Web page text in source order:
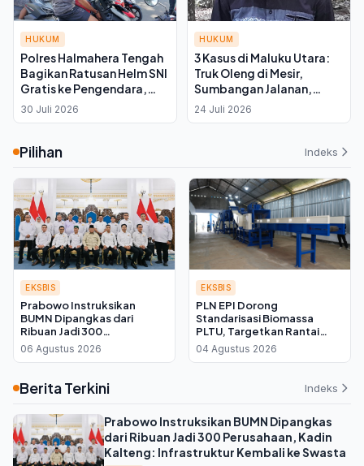
HUKUM
Polres Halmahera Tengah
Bagikan Ratusan Helm SNI
Gratis ke Pengendara,
Tekan Pelanggaran Lalu
Lintas
30 Juli 2026
HUKUM
3 Kasus di Maluku Utara:
Truk Oleng di Mesir,
Sumbangan Jalanan,
hingga Pinjaman Rp 1
Triliun; Anwar Husen Kritik
24 Juli 2026
Pilihan Indeks
EKSBIS
Prabowo Instruksikan
BUMN Dipangkas dari
Ribuan Jadi 300
Perusahaan, Kadin Kalteng:
Infrastruktur Kembali ke
06 Agustus 2026
EKSBIS
PLN EPI Dorong
Standarisasi Biomassa
PLTU, Targetkan Rantai
Pasok Lebih Efisien dan
Andal
04 Agustus 2026
Berita Terkini Indeks
Prabowo Instruksikan BUMN Dipangkas
dari Ribuan Jadi 300 Perusahaan, Kadin
Kalteng: Infrastruktur Kembali ke Swasta